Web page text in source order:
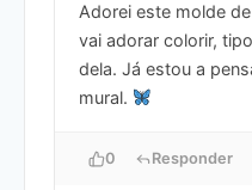
Adorei este molde
vai adorar colorir,
dela. Já estou a
mural.
0 Responder